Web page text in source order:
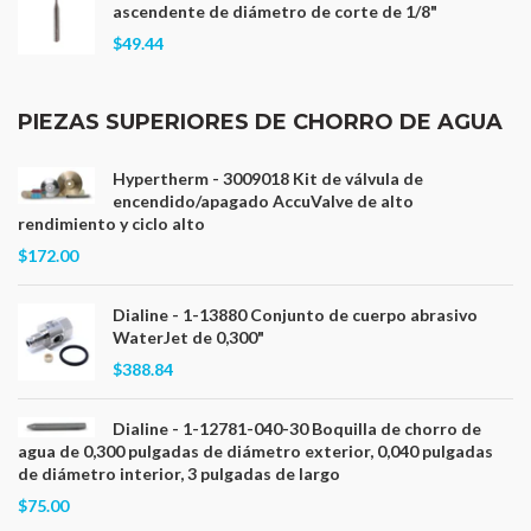
ascendente de diámetro de corte de 1/8"
$49.44
PIEZAS SUPERIORES DE CHORRO DE AGUA
Hypertherm - 3009018 Kit de válvula de
encendido/apagado AccuValve de alto
rendimiento y ciclo alto
$172.00
Dialine - 1-13880 Conjunto de cuerpo abrasivo
WaterJet de 0,300"
$388.84
Dialine - 1-12781-040-30 Boquilla de chorro de
agua de 0,300 pulgadas de diámetro exterior, 0,040 pulgadas
de diámetro interior, 3 pulgadas de largo
$75.00